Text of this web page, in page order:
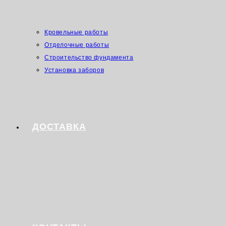
Кровельные работы
Отделочные работы
Строительство фундамента
Установка заборов
ДОСТАВКА